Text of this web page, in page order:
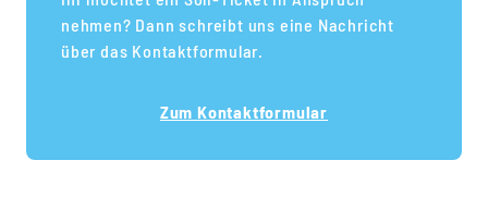
nehmen? Dann schreibt uns eine Nachricht
über das Kontaktformular.
Zum Kontaktformular